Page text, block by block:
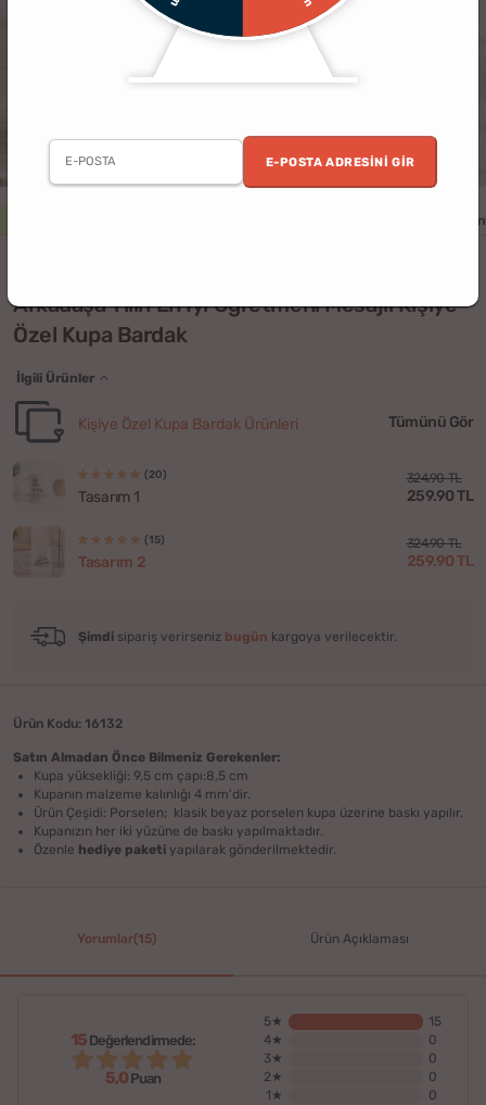
E-POSTA ADRESINI GIR
Arkadaşa Yılın En İyi Öğretmeni Mesajlı Kişiye
Özel Kupa Bardak
İlgili Ürünler
Kişiye Özel Kupa Bardak Ürünleri Tümünü Gör
(20)
Tasarım 1
324.90 TL
259.90 TL
(15)
Tasarım 2
324.90 TL
259.90 TL
Şimdi sipariş verirseniz bugün kargoya verilecektir.
Ürün Kodu: 16132
Satın Almadan Önce Bilmeniz Gerekenler:
Kupa yüksekliği: 9,5 cm çapı:8,5 cm
Kupanın malzeme kalınlığı 4 mm'dir.
Ürün Çeşidi: Porselen; klasik beyaz porselen kupa üzerine baskı yapılır.
Kupanızın her iki yüzüne de baskı yapılmaktadır.
Özenle hediye paketi yapılarak gönderilmektedir.
Yorumlar(15) Ürün Açıklaması
15Değerlendirmede:
5,0Puan
5★
15
4★
0
3★
0
2★
0
1★
0